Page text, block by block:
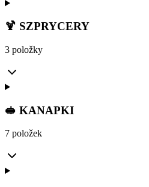
🍹 SZPRYCERY
3 položky
🥪 KANAPKI
7 položek